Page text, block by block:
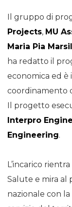
Il gruppo di
Projects, MU
Maria Pia
ha redatto il
economica ed è
coordinamento
Il progetto
Interpro
Engineering.
L’incarico
Salute e mira al
nazionale con